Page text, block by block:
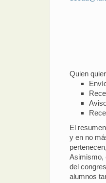
Quien
El
y en no
Asimismo,
del
alumnos